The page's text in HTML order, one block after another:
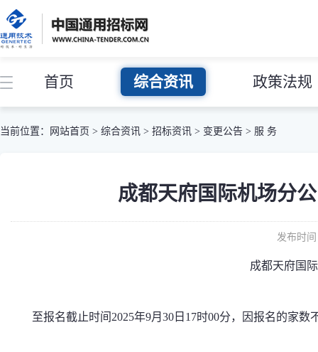
首页 综合资讯 政策法规
当前位置： 网站首页 > 综合资讯 > 招标资讯 > 变更公告 > 服 务
成都天府国际机场分
发布时
成都天府国
至报名截止时间2025年9月30日17时00分，因报名的家数